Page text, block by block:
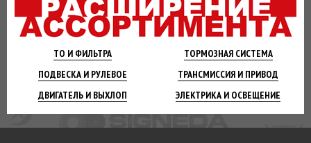
ТО И ФИЛЬТРА ТОРМОЗНАЯСИСТЕМА
ПОДВЕСКА И РУЛЕВОЕ ТРАНСМИССИЯ И ПРИВОД
ДВИГАТЕЛЬ И ВЫХЛОП ЭЛЕКТРИКА И ОСВЕЩЕНИЕ